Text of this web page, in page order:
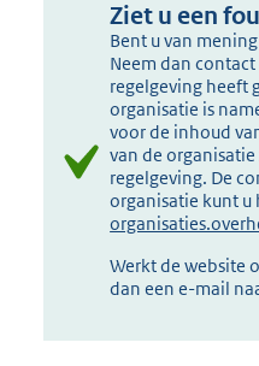
Ziet u een
Bent u van
Neem dan
regelgeving heeft
organisatie is
voor de inhoud
van de
regelgeving. De
organisatie kunt u
Werkt de website
dan een e-mail